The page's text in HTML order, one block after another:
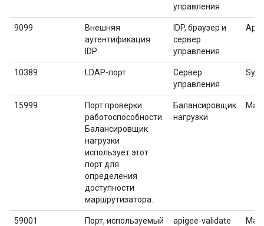
управления
9099
Внешняя
аутентификация
IDP
IDP, браузер и
сервер
управления
10389 LDAP-порт
Сервер
управления
15999
Порт проверки
работоспособности.
Балансировщик
нагрузки
использует этот
порт для
определения
доступности
маршрутизатора.
Балансировщик
нагрузки
59001
Порт, используемый
apigee-validate